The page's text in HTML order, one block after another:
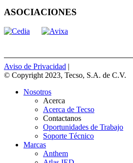
ASOCIACIONES
Aviso de Privacidad |
© Copyright 2023, Tecso, S.A. de C.V.
Nosotros
Acerca
Acerca de Tecso
Contactanos
Oportunidades de Trabajo
Soporte Técnico
Marcas
Anthem